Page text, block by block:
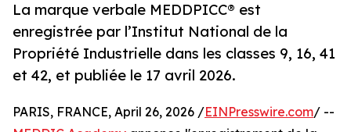
La marque verbale MEDDPICC® est
enregistrée par l’Institut National de la
Propriété Industrielle dans les classes 9, 16, 41
et 42, et publiée le 17 avril 2026.
PARIS, FRANCE, April 26, 2026 /EINPresswire.com/ --